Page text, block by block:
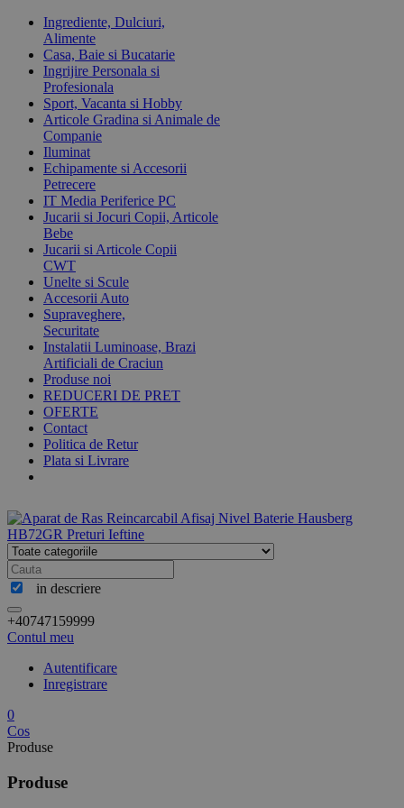
Ingrediente, Dulciuri,
Alimente
Casa, Baie si Bucatarie
Ingrijire Personala si
Profesionala
Sport, Vacanta si Hobby
Articole Gradina si Animale de
Companie
Iluminat
Echipamente si Accesorii
Petrecere
IT Media Periferice PC
Jucarii si Jocuri Copii, Articole
Bebe
Jucarii si Articole Copii
CWT
Unelte si Scule
Accesorii Auto
Supraveghere,
Securitate
Instalatii Luminoase, Brazi
Artificiali de Craciun
Produse noi
REDUCERI DE PRET
OFERTE
Contact
Politica de Retur
Plata si Livrare
in descriere
+40747159999
Contul meu
Autentificare
Inregistrare
0
Cos
Produse
Produse